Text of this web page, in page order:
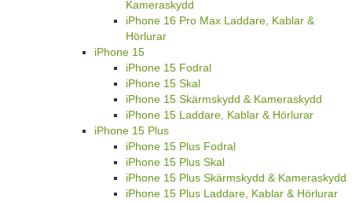
Kameraskydd
iPhone 16 Pro Max Laddare, Kablar &
Hörlurar
iPhone 15
iPhone 15 Fodral
iPhone 15 Skal
iPhone 15 Skärmskydd & Kameraskydd
iPhone 15 Laddare, Kablar & Hörlurar
iPhone 15 Plus
iPhone 15 Plus Fodral
iPhone 15 Plus Skal
iPhone 15 Plus Skärmskydd & Kameraskydd
iPhone 15 Plus Laddare, Kablar & Hörlurar